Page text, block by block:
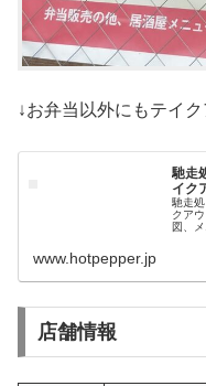
↓お弁当以外にもテイク
馳走
イク
馳走
クア
図、
www.hotpepper.jp
店舗情報